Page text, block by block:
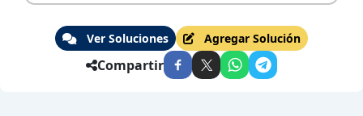
Ver Soluciones Agregar Solución
Compartir